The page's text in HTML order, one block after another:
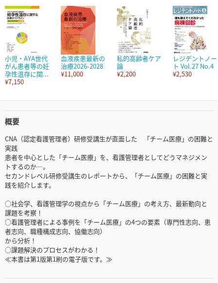
小児・AYA世代
がん患者等の妊
孕性温存に関...
¥7,150
血液疾患最新の
治療2026-2028
¥11,000
私的高齢者ケア
論
¥2,200
レジデントノー
ト Vol.27 No.4
¥2,530
概要
CNA（認定看護管理者）研修受講生が直面した 「チーム医療」の困難と
実践
患者を中心とした「チーム医療」を、看護管理者としてどうマネジメン
トするのか―。
セカンドレベル研修受講生のレポートから、「チーム医療」の困難と実
践を紹介します。
○社会学、看護管理学の視点から「チーム医療」の考え方、最新動向と
課題を考察！
○看護管理者による事例を「チーム医療」の4つの要素（専門性志向、患
者志向、職種構成志向、協働志向）
から分析！
○課題解決のプロセスがわかる！
≪本書は第1版第1刷の電子版です。≫